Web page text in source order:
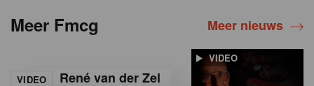
Meer Fmcg Meer nieuws
VIDEO
VIDEO
René van der Zel